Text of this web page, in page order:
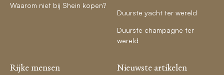
Waarom niet bij Shein kopen?
Duurste yacht ter wereld
Duurste champagne ter
wereld
Rijke mensen Nieuwste artikelen